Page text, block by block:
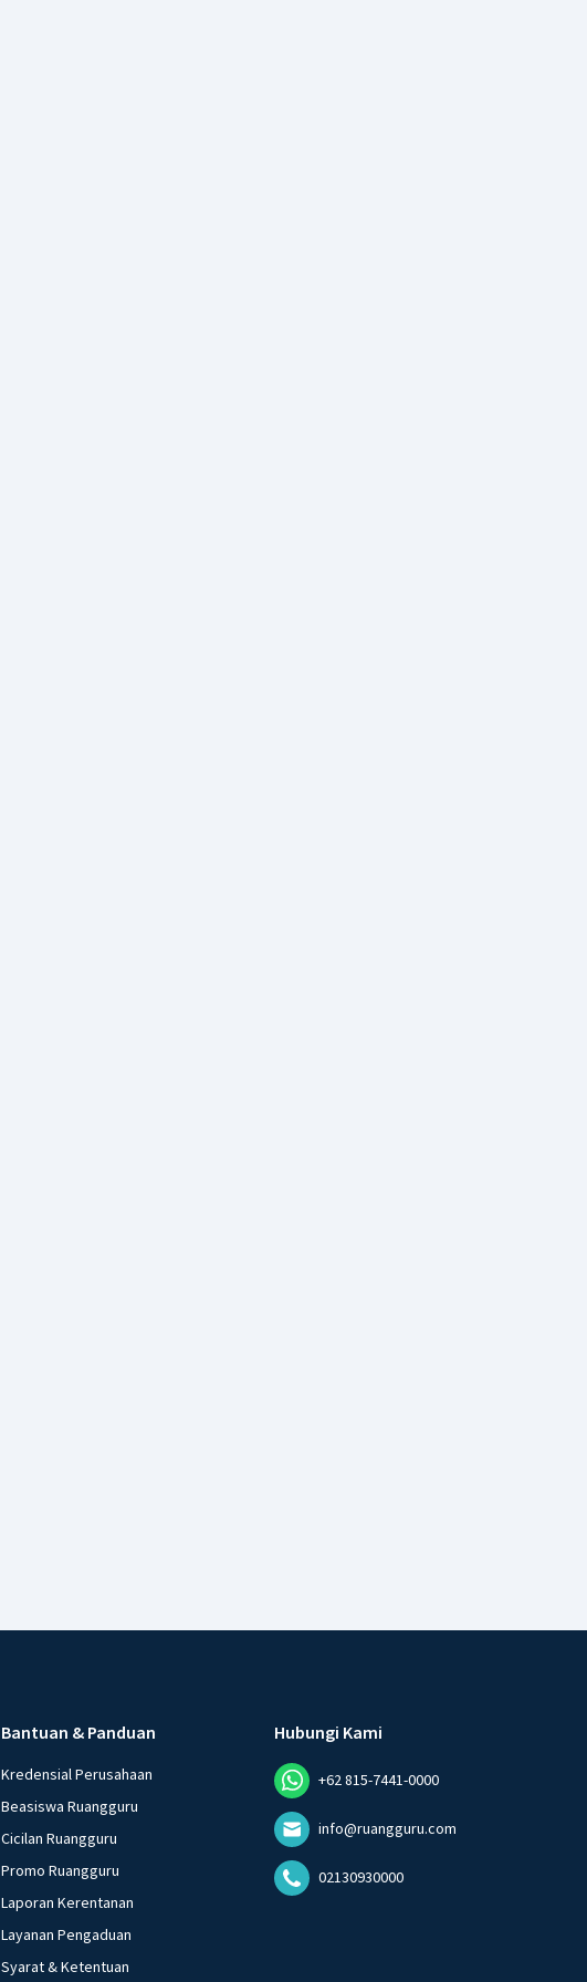
Bantuan & Panduan
Kredensial Perusahaan
Beasiswa Ruangguru
Cicilan Ruangguru
Promo Ruangguru
Laporan Kerentanan
Layanan Pengaduan
Syarat & Ketentuan
Hubungi Kami
+62 815-7441-0000
info@ruangguru.com
02130930000